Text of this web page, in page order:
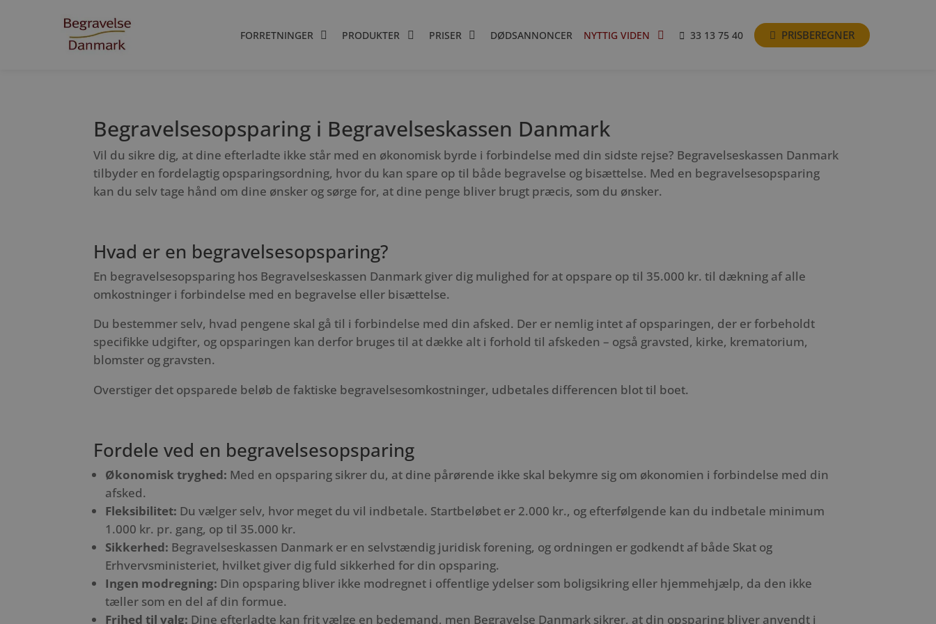
FORRETNINGER PRODUKTER PRISER DØDSANNONCER NYTTIG VIDEN 33 13 75 40 PRISBEREGNER
Begravelsesopsparing i Begravelseskassen Danmark
Vil du sikre dig, at dine efterladte ikke står med en økonomisk byrde i forbindelse med din sidste rejse? Begravelseskassen Danmark
tilbyder en fordelagtig opsparingsordning, hvor du kan spare op til både begravelse og bisættelse. Med en begravelsesopsparing
kan du selv tage hånd om dine ønsker og sørge for, at dine penge bliver brugt præcis, som du ønsker.
Hvad er en begravelsesopsparing?
En begravelsesopsparing hos Begravelseskassen Danmark giver dig mulighed for at opspare op til 35.000 kr. til dækning af alle
omkostninger i forbindelse med en begravelse eller bisættelse.
Du bestemmer selv, hvad pengene skal gå til i forbindelse med din afsked. Der er nemlig intet af opsparingen, der er forbeholdt
specifikke udgifter, og opsparingen kan derfor bruges til at dække alt i forhold til afskeden – også gravsted, kirke, krematorium,
blomster og gravsten.
Overstiger det opsparede beløb de faktiske begravelsesomkostninger, udbetales differencen blot til boet.
Fordele ved en begravelsesopsparing
Økonomisk tryghed: Med en opsparing sikrer du, at dine pårørende ikke skal bekymre sig om økonomien i forbindelse med din
afsked.
Fleksibilitet: Du vælger selv, hvor meget du vil indbetale. Startbeløbet er 2.000 kr., og efterfølgende kan du indbetale minimum
1.000 kr. pr. gang, op til 35.000 kr.
Sikkerhed: Begravelseskassen Danmark er en selvstændig juridisk forening, og ordningen er godkendt af både Skat og
Erhvervsministeriet, hvilket giver dig fuld sikkerhed for din opsparing.
Ingen modregning: Din opsparing bliver ikke modregnet i offentlige ydelser som boligsikring eller hjemmehjælp, da den ikke
tæller som en del af din formue.
Frihed til valg: Dine efterladte kan frit vælge en bedemand, men Begravelse Danmark sikrer, at din opsparing bliver anvendt i